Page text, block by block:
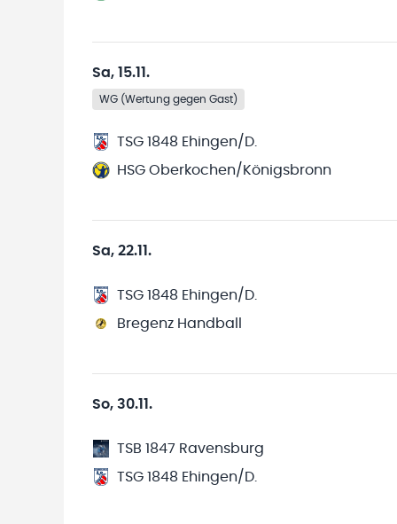
Sa, 15.11.
WG (Wertung gegen Gast)
TSG 1848 Ehingen/D.
HSG Oberkochen/Königsbronn
Sa, 22.11.
TSG 1848 Ehingen/D.
Bregenz Handball
So, 30.11.
TSB 1847 Ravensburg
TSG 1848 Ehingen/D.